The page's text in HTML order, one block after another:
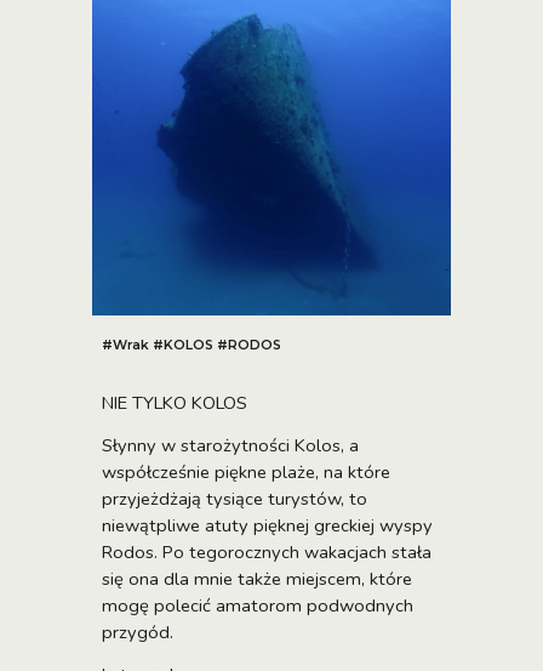
#Wrak #KOLOS #RODOS
NIE TYLKO KOLOS
Słynny w starożytności Kolos, a
współcześnie piękne plaże, na które
przyjeżdżają tysiące turystów, to
niewątpliwe atuty pięknej greckiej wyspy
Rodos. Po tegorocznych wakacjach stała
się ona dla mnie także miejscem, które
mogę polecić amatorom podwodnych
przygód.